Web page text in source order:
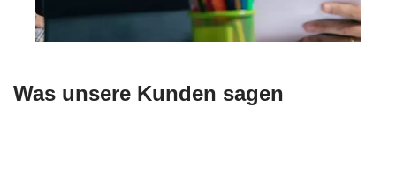
Was unsere Kunden sagen